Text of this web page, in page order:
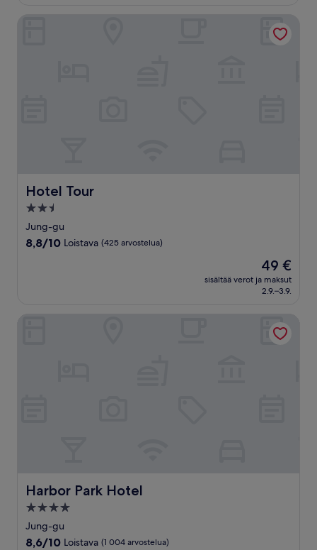
arvostelua)
Hotel Tour
Hotel Tour
2.5
tähden
majoituspaikka
Jung-gu
8.8
8,8/10 Loistava (425 arvostelua)
Hinta
on
49 €
49 €
sisältää verot ja maksut
2.9.–3.9.
Harbor Park Hotel
Harbor Park Hotel
4.0
tähden
majoituspaikka
Jung-gu
8.6
8,6/10 Loistava (1 004 arvostelua)